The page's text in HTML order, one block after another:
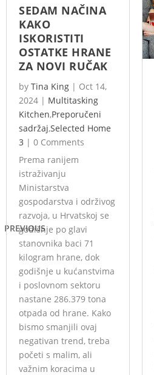
PREVIOUS
SEDAM NAČINA
KAKO
ISKORISTITI
OSTATKE HRANE
ZA NOVI RUČAK
by Tina King | Oct 14,
2024 | Multitasking
Kitchen,Preporučeni
sadržaj,Selected Home
3 | 0 Comments
Prema ranijem
istraživanju
Ministarstva
gospodarstva i održivog
razvoja, u Hrvatskoj se
godišnje po glavi
stanovnika baci 71
kilogram hrane, dok
godišnje u kućanstvima
i poslovnom sektoru
nastane 286.379 tona
otpada od hrane. Kako
bismo smanjili ovaj
negativan trend, treba
početi s malim, ali
važnim koracima u